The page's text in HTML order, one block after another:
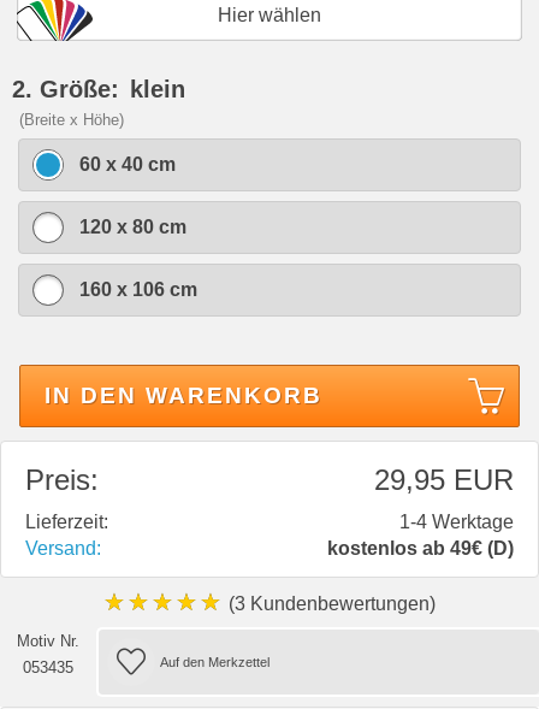
Hier wählen
2. Größe: klein
(Breite x Höhe)
60 x 40 cm
120 x 80 cm
160 x 106 cm
IN DEN WARENKORB
Preis: 29,95 EUR
Lieferzeit:
1-4 Werktage
Versand:
kostenlos ab 49€ (D)
★★★★★ (3 Kundenbewertungen)
Motiv Nr.
053435